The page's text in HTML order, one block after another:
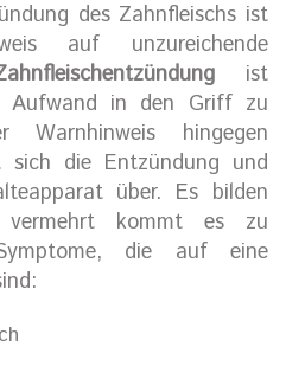
des Zahnfleischs ist
auf unzureichende
ist
Aufwand in den Griff zu
Warnhinweis hingegen
sich die Entzündung und
über. Es bilden
kommt es zu
die auf eine